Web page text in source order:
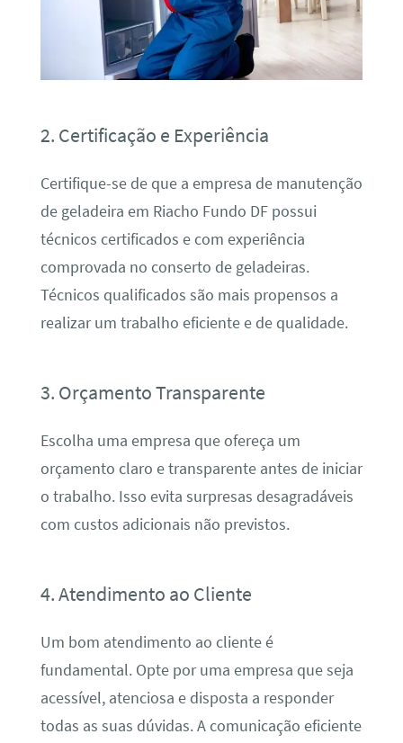
2. Certificação e Experiência
Certifique-se de que a empresa de manutenção
de geladeira em Riacho Fundo DF possui
técnicos certificados e com experiência
comprovada no conserto de geladeiras.
Técnicos qualificados são mais propensos a
realizar um trabalho eficiente e de qualidade.
3. Orçamento Transparente
Escolha uma empresa que ofereça um
orçamento claro e transparente antes de iniciar
o trabalho. Isso evita surpresas desagradáveis
com custos adicionais não previstos.
4. Atendimento ao Cliente
Um bom atendimento ao cliente é
fundamental. Opte por uma empresa que seja
acessível, atenciosa e disposta a responder
todas as suas dúvidas. A comunicação eficiente